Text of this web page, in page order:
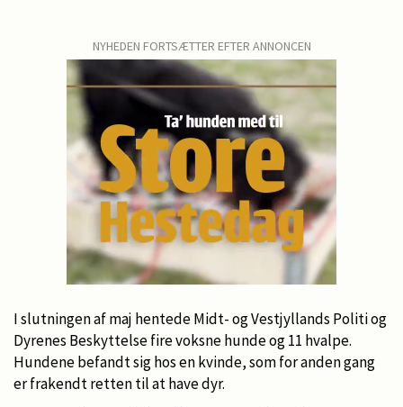
NYHEDEN FORTSÆTTER EFTER ANNONCEN
I slutningen af maj hentede Midt- og Vestjyllands Politi og
Dyrenes Beskyttelse fire voksne hunde og 11 hvalpe.
Hundene befandt sig hos en kvinde, som for anden gang
er frakendt retten til at have dyr.